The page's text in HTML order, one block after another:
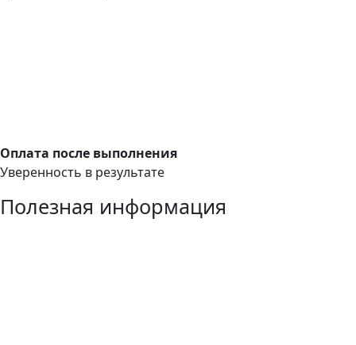
Оплата после выполнения
Уверенность в результате
Полезная информация